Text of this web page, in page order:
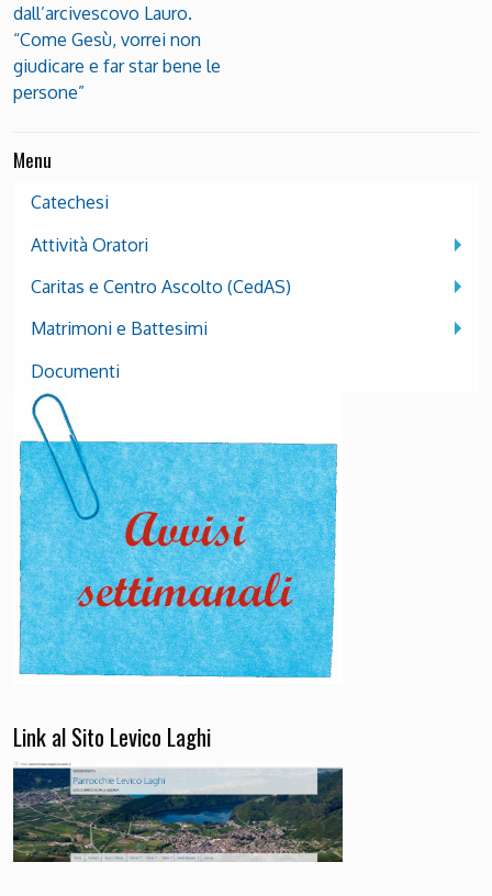
dall’arcivescovo Lauro.
“Come Gesù, vorrei non
giudicare e far star bene le
persone”
Menu
Catechesi
Attività Oratori
Caritas e Centro Ascolto (CedAS)
Matrimoni e Battesimi
Documenti
Link al Sito Levico Laghi